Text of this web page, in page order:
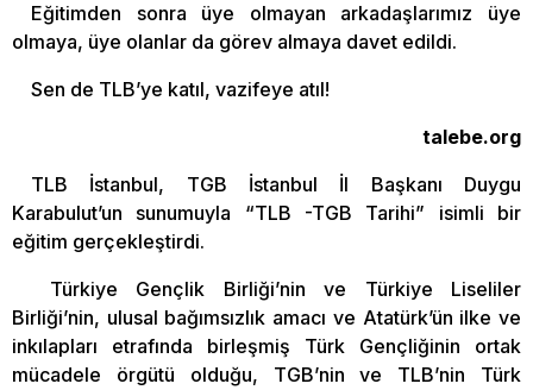
Eğitimden sonra üye olmayan arkadaşlarımız üye
olmaya, üye olanlar da görev almaya davet edildi.
Sen de TLB’ye katıl, vazifeye atıl!
talebe.org
TLB İstanbul, TGB İstanbul İl Başkanı Duygu
Karabulut’un sunumuyla “TLB -TGB Tarihi” isimli bir
eğitim gerçekleştirdi.
Türkiye Gençlik Birliği’nin ve Türkiye Liseliler
Birliği’nin, ulusal bağımsızlık amacı ve Atatürk’ün ilke ve
inkılapları etrafında birleşmiş Türk Gençliğinin ortak
mücadele örgütü olduğu, TGB’nin ve TLB’nin Türk